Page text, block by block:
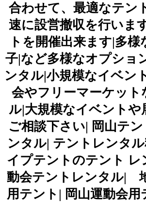
合わせて、最適なテン
速に設営撤収を行いま
トを開催出来ます|多
子|など多様なオプショ
ンタル|小規模なイベン
会やフリーマーケット
ル|大規模なイベント
ご相談下さい| 岡山テ
ンタル| テントレンタ
イプテントのテント レ
動会テントレンタル|
用テント| 岡山運動会